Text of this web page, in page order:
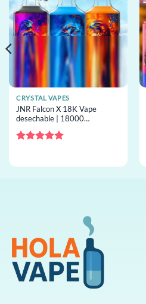
CRYSTAL VAPES
JNR Falcon X 18K Vape
desechable | 18000
24mL capacity, desechable al